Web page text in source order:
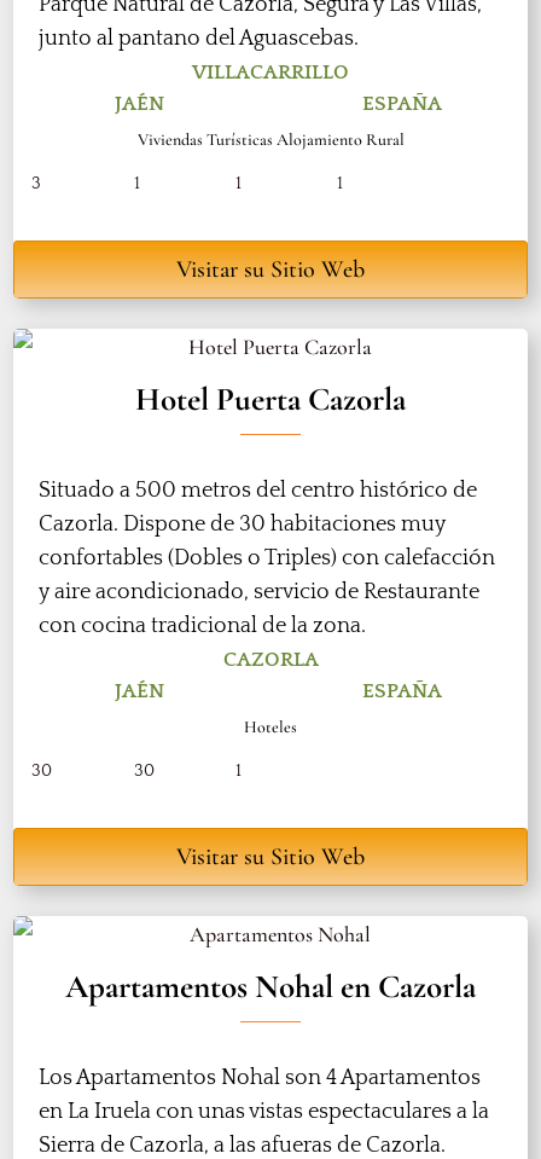
Parque Natural de Cazorla, Segura y Las Villas,
junto al pantano del Aguascebas.
VILLACARRILLO
JAÉN
ESPAÑA
Viviendas Turísticas Alojamiento Rural
3 1 1 1
Visitar su Sitio Web
Hotel Puerta Cazorla
Situado a 500 metros del centro histórico de
Cazorla. Dispone de 30 habitaciones muy
confortables (Dobles o Triples) con calefacción
y aire acondicionado, servicio de Restaurante
con cocina tradicional de la zona.
CAZORLA
JAÉN
ESPAÑA
Hoteles
30 30 1
Visitar su Sitio Web
Apartamentos Nohal en Cazorla
Los Apartamentos Nohal son 4 Apartamentos
en La Iruela con unas vistas espectaculares a la
Sierra de Cazorla, a las afueras de Cazorla.